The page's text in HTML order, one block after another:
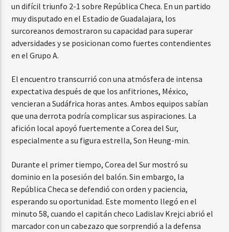
un difícil triunfo 2-1 sobre República Checa. En un partido
muy disputado en el Estadio de Guadalajara, los
surcoreanos demostraron su capacidad para superar
adversidades y se posicionan como fuertes contendientes
en el Grupo A.
El encuentro transcurrió con una atmósfera de intensa
expectativa después de que los anfitriones, México,
vencieran a Sudáfrica horas antes. Ambos equipos sabían
que una derrota podría complicar sus aspiraciones. La
afición local apoyó fuertemente a Corea del Sur,
especialmente a su figura estrella, Son Heung-min.
Durante el primer tiempo, Corea del Sur mostró su
dominio en la posesión del balón. Sin embargo, la
República Checa se defendió con orden y paciencia,
esperando su oportunidad. Este momento llegó en el
minuto 58, cuando el capitán checo Ladislav Krejci abrió el
marcador con un cabezazo que sorprendió a la defensa